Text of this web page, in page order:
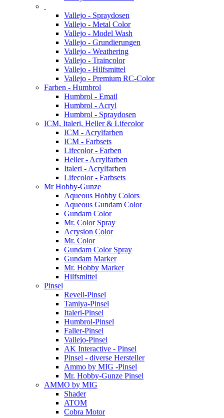
Vallejo - Spraydosen
Vallejo - Metal Color
Vallejo - Model Wash
Vallejo - Grundierungen
Vallejo - Weathering
Vallejo - Traincolor
Vallejo - Hilfsmittel
Vallejo - Premium RC-Color
Farben - Humbrol
Humbrol - Email
Humbrol - Acryl
Humbrol - Spraydosen
ICM, Italeri, Heller & Lifecolor
ICM - Acrylfarben
ICM - Farbsets
Lifecolor - Farben
Heller - Acrylfarben
Italeri - Acrylfarben
Lifecolor - Farbsets
Mr Hobby-Gunze
Aqueous Hobby Colors
Aqueous Gundam Color
Gundam Color
Mr. Color Spray
Acrysion Color
Mr. Color
Gundam Color Spray
Gundam Marker
Mr. Hobby Marker
Hilfsmittel
Pinsel
Revell-Pinsel
Tamiya-Pinsel
Italeri-Pinsel
Humbrol-Pinsel
Faller-Pinsel
Vallejo-Pinsel
AK Interactive - Pinsel
Pinsel - diverse Hersteller
Ammo by MIG -Pinsel
Mr. Hobby-Gunze Pinsel
AMMO by MIG
Shader
ATOM
Cobra Motor